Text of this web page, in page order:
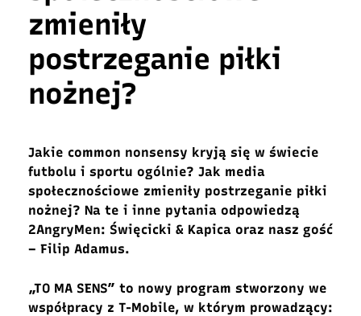
zmieniły
postrzeganie piłki
nożnej?
Jakie common nonsensy kryją się w świecie
futbolu i sportu ogólnie? Jak media
społecznościowe zmieniły postrzeganie piłki
nożnej? Na te i inne pytania odpowiedzą
2AngryMen: Święcicki & Kapica oraz nasz gość
– Filip Adamus.
„TO MA SENS” to nowy program stworzony we
współpracy z T-Mobile, w którym prowadzący: